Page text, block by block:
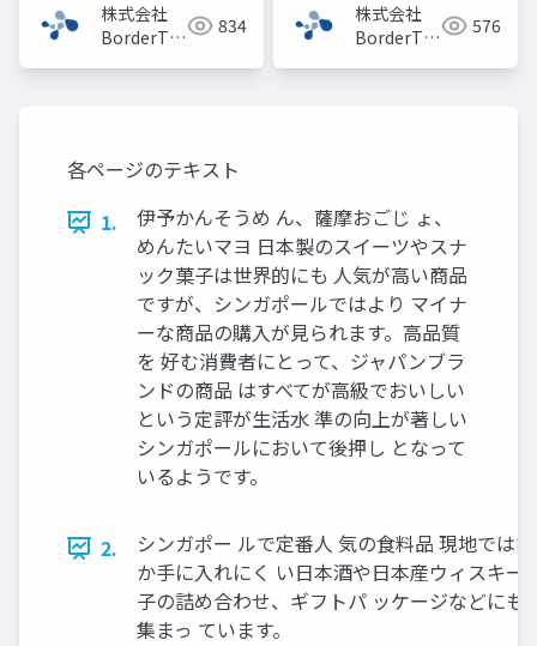
株式会社
BorderTech（ボ834
株式会社
BorderTech（ボ576
各ページのテキスト
1.
伊予かんそうめ ん、薩摩おごじ ょ、
めんたいマヨ 日本製のスイーツやスナ
ック菓子は世界的にも 人気が高い商品
ですが、シンガポールではより マイナ
ーな商品の購入が見られます。高品質
を 好む消費者にとって、ジャパンブラ
ンドの商品 はすべてが高級でおいしい
という定評が生活水 準の向上が著しい
シンガポールにおいて後押し となって
いるようです。
2.
シンガポー ルで定番人 気の食料品 現地では
か手に入れにく い日本酒や日本産ウィスキー
子の詰め合わせ、ギフトパ ッケージなどにも
集まっ ています。